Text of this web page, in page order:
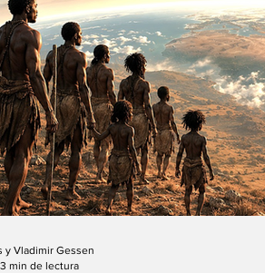
y Vladimir Gessen
min de lectura